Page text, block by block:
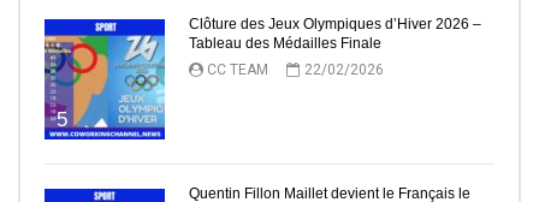
5
Clôture des Jeux Olympiques d’Hiver 2026 –
Tableau des Médailles Finale
CC TEAM
22/02/2026
Quentin Fillon Maillet devient le Français le